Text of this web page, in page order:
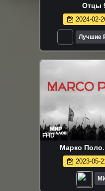
Oтцы
2024-02-
Лучшие
FHD
Mapкo
2023-05-